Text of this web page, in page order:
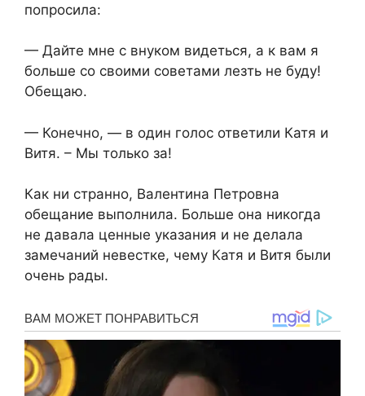
попросила:
— Дайте мне с внуком видеться, а к вам я
больше со своими советами лезть не буду!
Обещаю.
— Конечно, — в один голос ответили Катя и
Витя. – Мы только за!
Как ни странно, Валентина Петровна
обещание выполнила. Больше она никогда
не давала ценные указания и не делала
замечаний невестке, чему Катя и Витя были
очень рады.